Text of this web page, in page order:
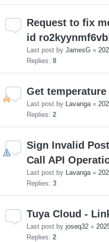
Request to fix
id
Last post by JamesG «
Replies: 8
Get
Last post by Lavanga «
Replies: 2
Sign Invalid
Call API
Last post by Lavanga «
Replies: 3
Tuya Cloud -
Last post by joseq32 «
Replies: 2